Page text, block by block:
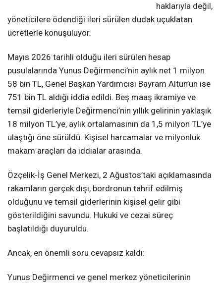
haklarıyla değil,
yöneticilere ödendiği ileri sürülen dudak uçuklatan
ücretlerle konuşuluyor.
Mayıs 2026 tarihli olduğu ileri sürülen hesap
pusulalarında Yunus Değirmenci’nin aylık net 1 milyon
58 bin TL, Genel Başkan Yardımcısı Bayram Altun’un ise
751 bin TL aldığı iddia edildi. Beş maaş ikramiye ve
temsil giderleriyle Değirmenci’nin yıllık gelirinin yaklaşık
18 milyon TL’ye, aylık ortalamasının da 1,5 milyon TL’ye
ulaştığı öne sürüldü. Kişisel harcamalar ve milyonluk
makam araçları da iddialar arasında.
Özçelik-İş Genel Merkezi, 2 Ağustos’taki açıklamasında
rakamların gerçek dışı, bordronun tahrif edilmiş
olduğunu ve temsil giderlerinin kişisel gelir gibi
gösterildiğini savundu. Hukuki ve cezai süreç
başlatıldığı duyuruldu.
Ancak, en önemli soru cevapsız kaldı:
Yunus Değirmenci ve genel merkez yöneticilerinin